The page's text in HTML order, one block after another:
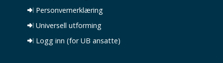
Personvernerklæring
Universell utforming
Logg inn (for UB ansatte)